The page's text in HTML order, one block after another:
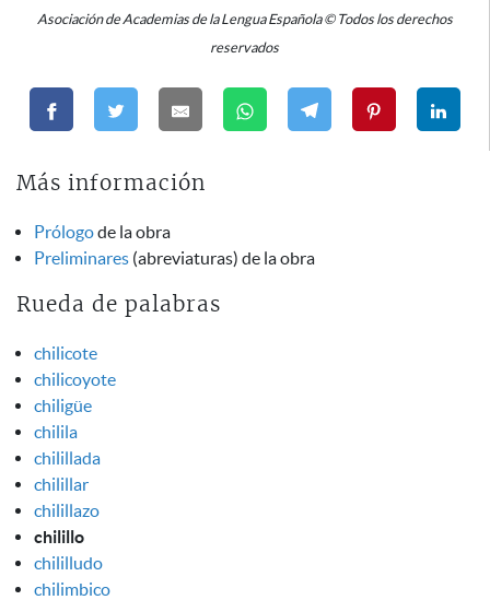
Asociación de Academias de la Lengua Española © Todos los derechos
reservados
Más información
Prólogode la obra
Preliminares (abreviaturas) de la obra
Rueda de palabras
chilicote
chilicoyote
chiligüe
chilila
chilillada
chilillar
chilillazo
chilillo
chililludo
chilimbico